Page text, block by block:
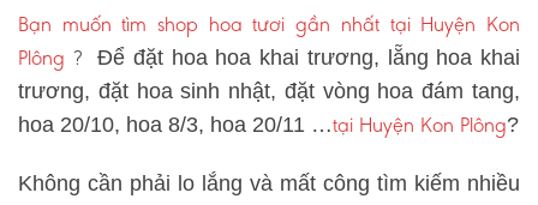
Bạn muốn tìm shop hoa tươi gần nhất tại Huyện Kon
Plông ?Để đặt hoa hoa khai trương, lẵng hoa khai
trương, đặt hoa sinh nhật, đặt vòng hoa đám tang,
hoa 20/10, hoa 8/3, hoa 20/11 …tại Huyện Kon Plông?
Không cần phải lo lắng và mất công tìm kiếm nhiều